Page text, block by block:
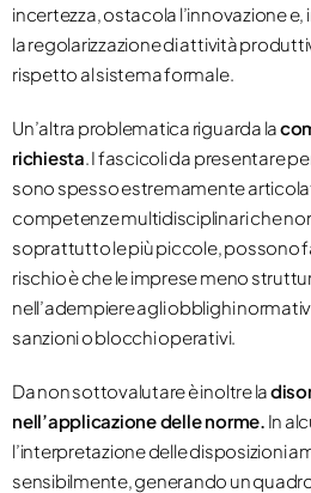
incertezza, ostacola l’innovazione e,
la regolarizzazione di attività
rispetto al sistema formale.
Un’altra problematica riguarda la
richiesta . I fascicoli da presentare
sono spesso estremamente
competenze multidisciplinari che
soprattutto le più piccole, possono
rischio è che le imprese meno
nell’adempiere agli obblighi
sanzioni o blocchi operativi.
Da non sottovalutare è inoltre la
nell’applicazione delle norme. In
l’interpretazione delle disposizioni
sensibilmente, generando un